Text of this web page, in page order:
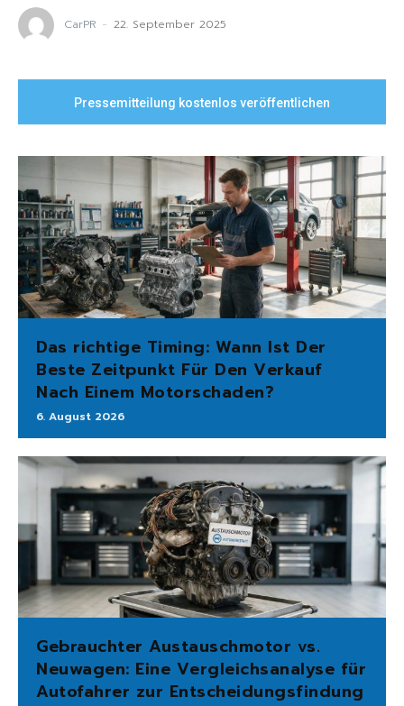
CarPR - 22. September 2025
Pressemitteilung kostenlos veröffentlichen
Das richtige Timing: Wann Ist Der
Beste Zeitpunkt Für Den Verkauf
Nach Einem Motorschaden?
6. August 2026
Gebrauchter Austauschmotor vs.
Neuwagen: Eine Vergleichsanalyse für
Autofahrer zur Entscheidungsfindung